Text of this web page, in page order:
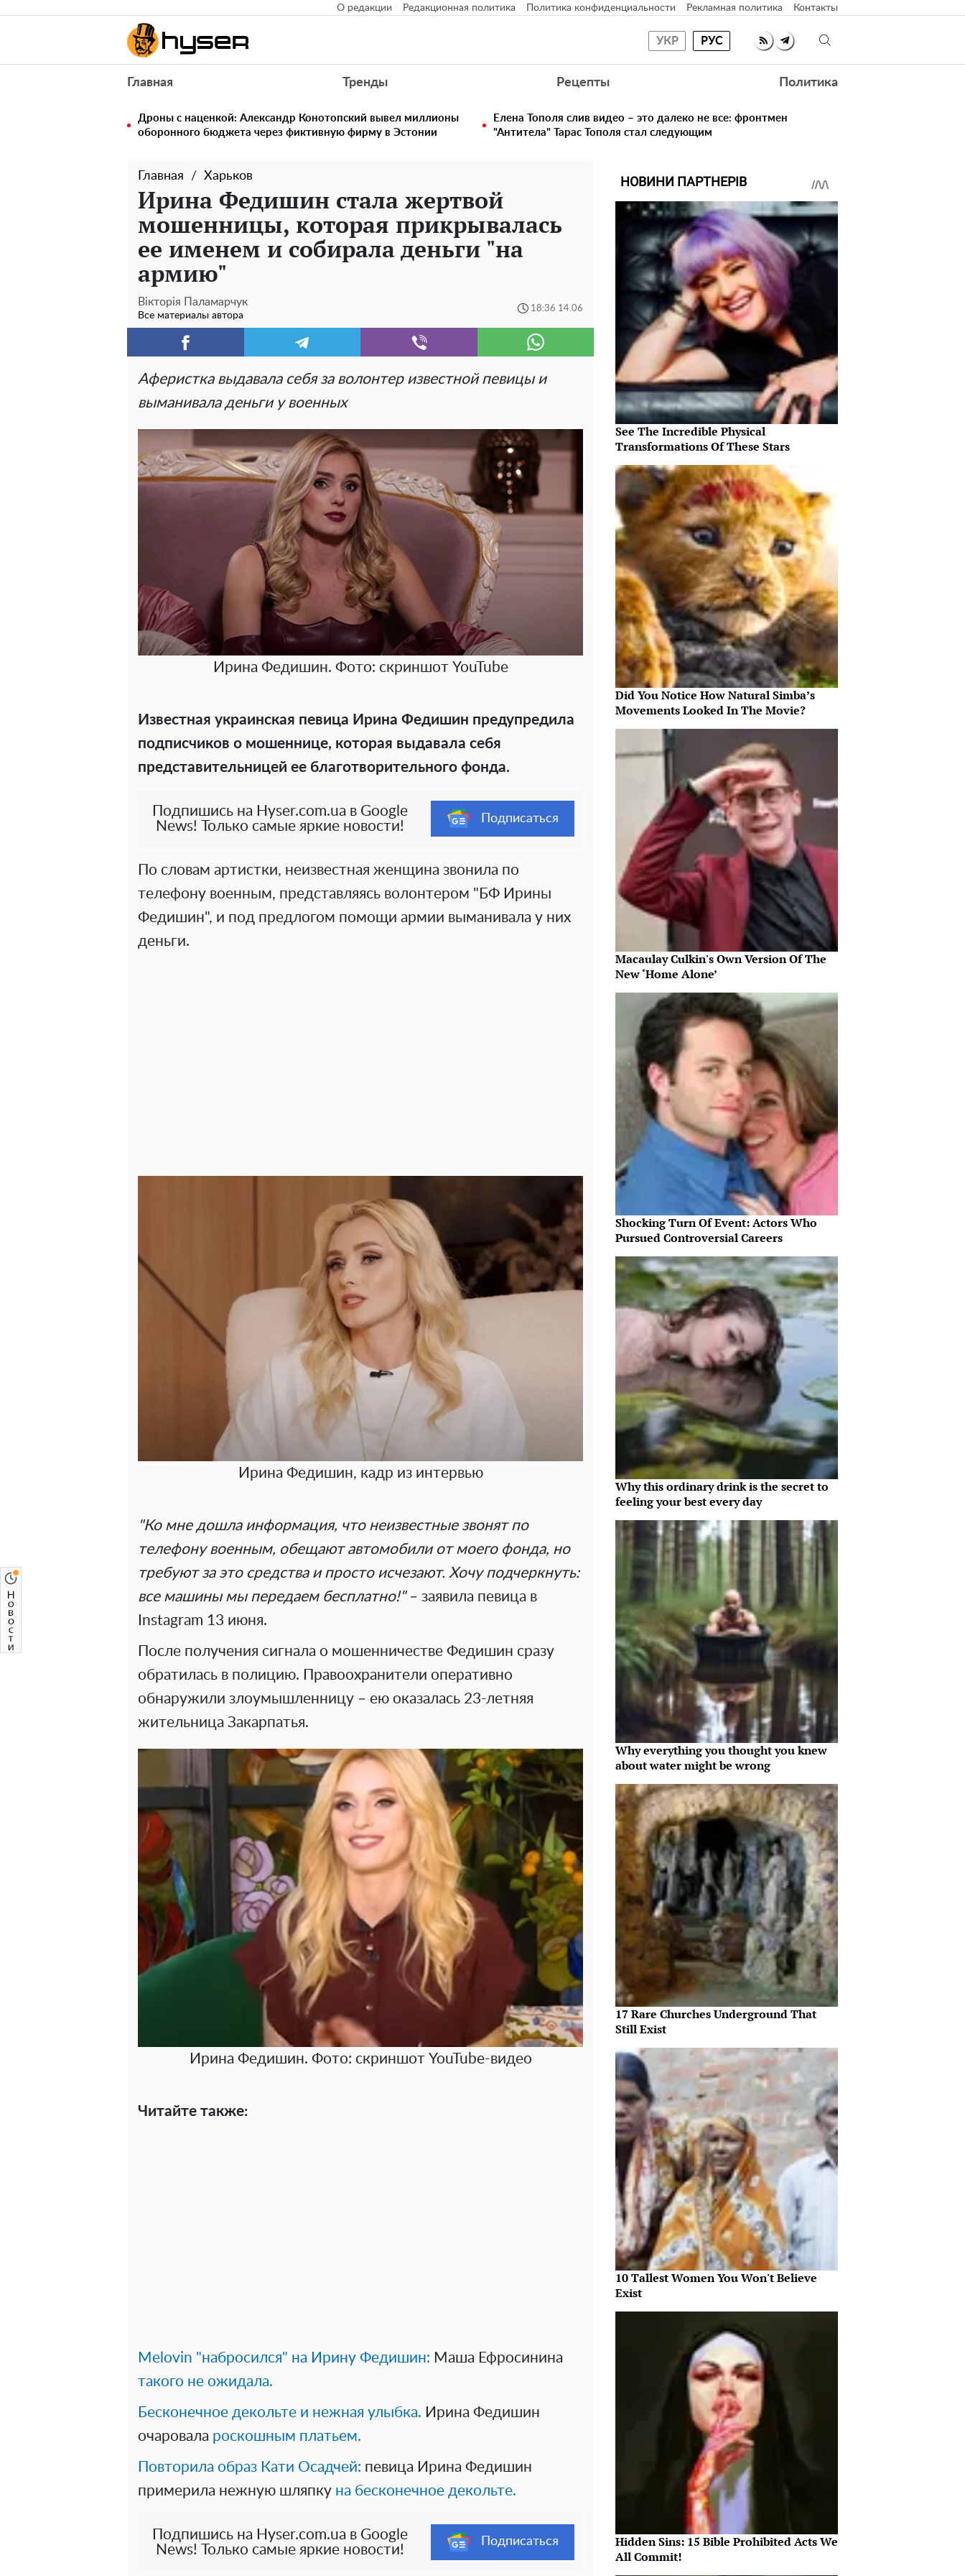
О редакции Редакционная политика Политика конфиденциальности Рекламная политика Контакты
УКР РУС
Главная Тренды Рецепты Политика
Дроны с наценкой: Александр Конотопский вывел миллионы
оборонного бюджета через фиктивную фирму в Эстонии
Елена Тополя слив видео – это далеко не все: фронтмен
"Антитела" Тарас Тополя стал следующим
Главная Харьков
Ирина Федишин стала жертвой
мошенницы, которая прикрывалась
ее именем и собирала деньги "на
армию"
Вікторія Паламарчук
Все материалы автора
18:36 14.06
Аферистка выдавала себя за волонтер известной певицы и
выманивала деньги у военных
Ирина Федишин. Фото: скриншот YouTube
Известная украинская певица Ирина Федишин предупредила
подписчиков о мошеннице, которая выдавала себя
представительницей ее благотворительного фонда.
Подпишись на Hyser.com.ua в Google
News! Только самые яркие новости!
Подписаться
По словам артистки, неизвестная женщина звонила по
телефону военным, представляясь волонтером "БФ Ирины
Федишин", и под предлогом помощи армии выманивала у них
деньги.
Ирина Федишин, кадр из интервью
"Ко мне дошла информация, что неизвестные звонят по
телефону военным, обещают автомобили от моего фонда, но
требуют за это средства и просто исчезают. Хочу подчеркнуть:
все машины мы передаем бесплатно!"– заявила певица в
Instagram 13 июня.
После получения сигнала о мошенничестве Федишин сразу
обратилась в полицию. Правоохранители оперативно
обнаружили злоумышленницу – ею оказалась 23-летняя
жительница Закарпатья.
Ирина Федишин. Фото: скриншот YouTube-видео
Читайте также:
Melovin "набросился" на Ирину Федишин: Маша Ефросинина
такого не ожидала.
Бесконечное декольте и нежная улыбка. Ирина Федишин
очаровала роскошным платьем.
Повторила образ Кати Осадчей: певица Ирина Федишин
примерила нежную шляпку на бесконечное декольте.
Подпишись на Hyser.com.ua в Google
News! Только самые яркие новости!
Подписаться
НОВИНИ ПАРТНЕРІВ
See The Incredible Physical
Transformations Of These Stars
Did You Notice How Natural Simba’s
Movements Looked In The Movie?
Macaulay Culkin's Own Version Of The
New ‘Home Alone’
Shocking Turn Of Event: Actors Who
Pursued Controversial Careers
Why this ordinary drink is the secret to
feeling your best every day
Why everything you thought you knew
about water might be wrong
17 Rare Churches Underground That
Still Exist
10 Tallest Women You Won't Believe
Exist
Hidden Sins: 15 Bible Prohibited Acts We
All Commit!